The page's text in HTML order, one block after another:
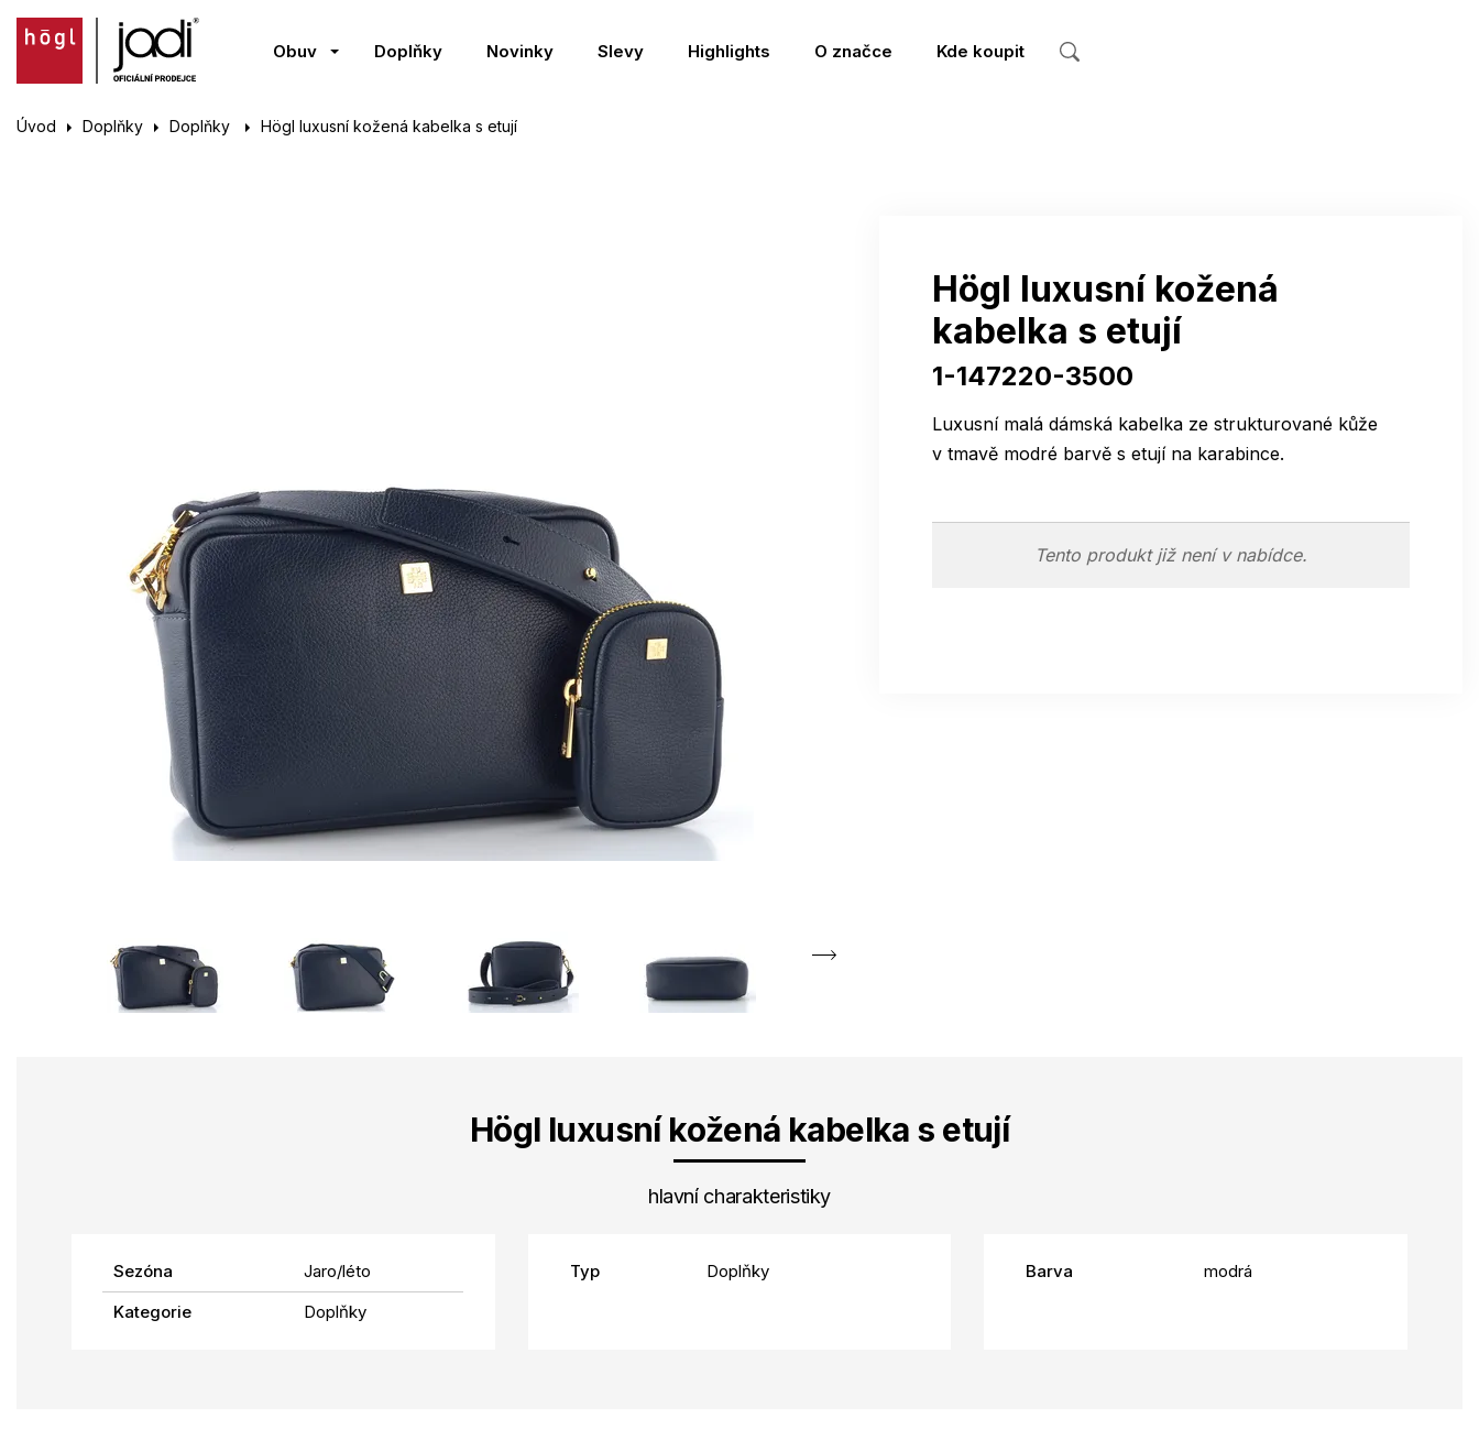
Obuv Doplňky Novinky Slevy Highlights O značce Kde koupit
Úvod Doplňky Doplňky Högl luxusní kožená kabelka s etují
Högl luxusní kožená
kabelka s etují
1-147220-3500
Luxusní malá dámská kabelka ze strukturované kůže
v tmavě modré barvě s etují na karabince.
Tento produkt již není v nabídce.
Högl luxusní kožená kabelka s etují
hlavní charakteristiky
Sezóna
Jaro/léto
Kategorie
Doplňky
Typ Doplňky Barva modrá